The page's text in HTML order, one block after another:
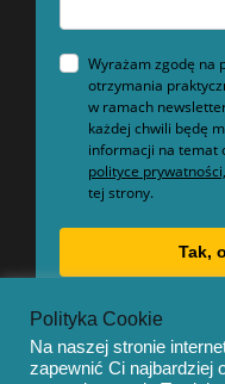
Wyrażam zgodę na
otrzymania
w ramach
każdej chwili będę
informacji na temat
polityce prywatności,
tej strony.
Tak,
Polityka Cookie
Na naszej stronie
zapewnić Ci najbardziej